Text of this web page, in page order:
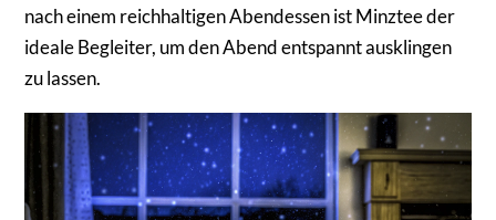
nach einem reichhaltigen Abendessen ist Minztee der
ideale Begleiter, um den Abend entspannt ausklingen
zu lassen.